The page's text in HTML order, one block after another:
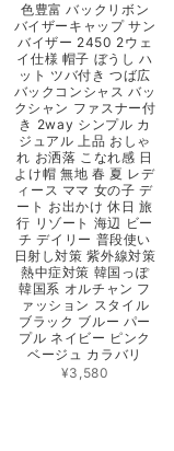
色豊富 バックリボン
バイザーキャップ サン
バイザー 2450 2ウェ
イ仕様 帽子 ぼうし ハ
ット ツバ付き つば広
バックコンシャス バッ
クシャン ファスナー付
き 2way シンプル カ
ジュアル 上品 おしゃ
れ お洒落 こなれ感 日
よけ帽 無地 春 夏 レデ
ィース ママ 女の子 デ
ート お出かけ 休日 旅
行 リゾート 海辺 ビー
チ デイリー 普段使い
日射し対策 紫外線対策
熱中症対策 韓国っぽ
韓国系 オルチャン フ
ァッション スタイル
ブラック ブルー パー
プル ネイビー ピンク
ベージュ カラバリ
¥3,580